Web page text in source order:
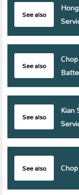
See also
See also
See also
Kian
See also